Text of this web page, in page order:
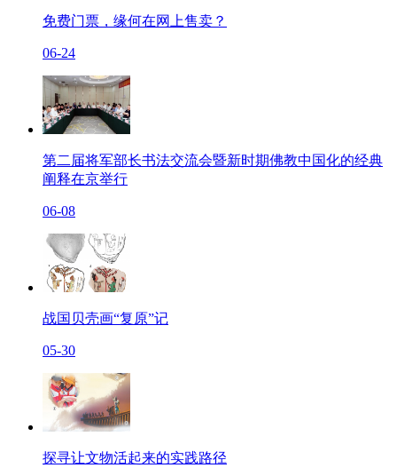
免费门票，缘何在网上售卖？
06-24
第二届将军部长书法交流会暨新时期佛教中国化的经典
阐释在京举行
06-08
战国贝壳画“复原”记
05-30
探寻让文物活起来的实践路径